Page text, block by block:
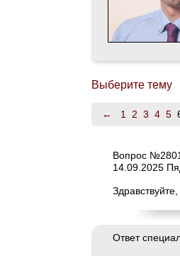
Выберите тему
← 1 2 3 4 5
Вопрос
14.09.2025
Ответ